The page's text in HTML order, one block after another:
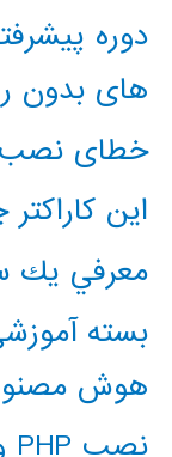
دوره
های بدون
خطای نصب
این کاراکتر
معرفي يك
بسته
هوش
نصب PHP و composer در ویندوز 10